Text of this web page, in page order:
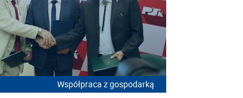
Współpraca z gospodarką